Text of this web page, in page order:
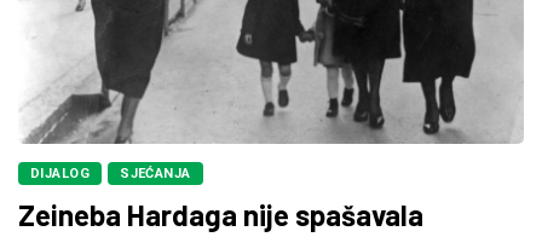
DIJALOG SJEĆANJA
Zeineba Hardaga nije spašavala